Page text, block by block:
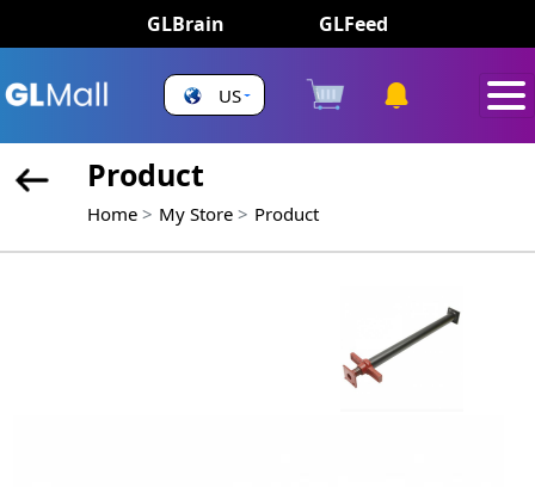
GLBrain GLFeed
US
Product
Home My Store Product